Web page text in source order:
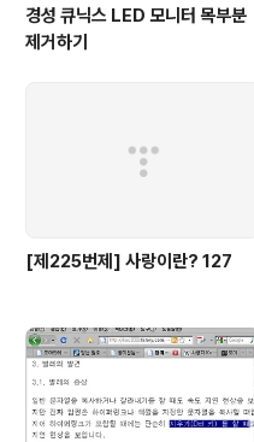
경성 큐닉스 LED 모니터 목부분
제거하기
[제225번제] 사랑이란? 127